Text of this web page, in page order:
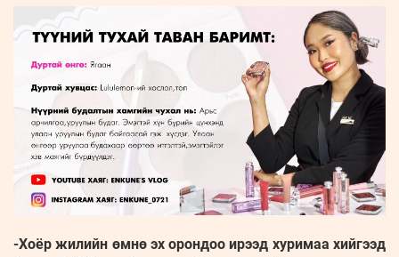
-Хоёр жилийн өмнө эх орондоо ирээд хуримаа хийгээд